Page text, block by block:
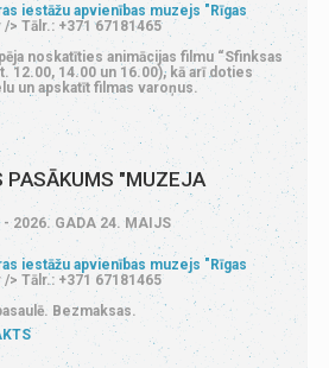
iestāžu apvienības muzejs "Rīgas
/> Tālr.: +371 67181465
noskatīties animācijas filmu “Sfinksas
12.00, 14.00 un 16.00), kā arī doties
un apskatīt filmas varoņus.
"MUZEJA
2026. GADA 24. MAIJS
iestāžu apvienības muzejs "Rīgas
> Tālr.: +371 67181465
Bezmaksas.